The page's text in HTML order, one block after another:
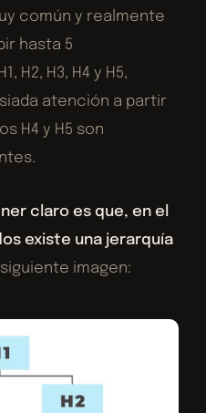
común y realmente
hasta 5
H2, H3, H4 y H5,
atención a partir
H4 y H5 son
claro es que, en el
existe una jerarquía
imagen: